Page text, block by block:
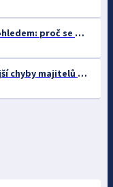
Aujezskyho choroba pod drobnohledem: proč se o ní nyní mluví více než dříve
Pes a příchod miminka: nejčastější chyby majitelů a jak se jim vyhnout